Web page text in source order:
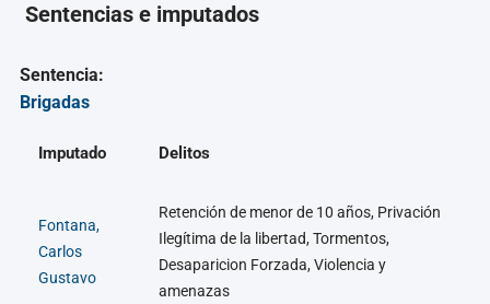
Sentencias e imputados
Sentencia:
Brigadas
Imputado Delitos
Fontana,
Carlos
Gustavo
Retención de menor de 10 años, Privación
Ilegítima de la libertad, Tormentos,
Desaparicion Forzada, Violencia y
amenazas